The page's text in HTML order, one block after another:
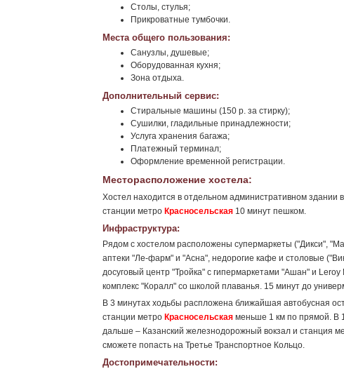
Столы, стулья;
Прикроватные тумбочки.
Места общего пользования:
Санузлы, душевые;
Оборудованная кухня;
Зона отдыха.
Дополнительный сервис:
Стиральные машины (150 р. за стирку);
Сушилки, гладильные принадлежности;
Услуга хранения багажа;
Платежный терминал;
Оформление временной регистрации.
Месторасположение хостела:
Хостел находится в отдельном административном здании
станции метро Красносельская 10 минут пешком.
Инфраструктура:
Рядом с хостелом расположены супермаркеты ("Дикси",
аптеки "Ле-фарм" и "Асна", недорогие кафе и столовые
досуговый центр "Тройка" с гипермаркетами "Ашан" и
комплекс "Коралл" со школой плаванья. 15 минут до
В 3 минутах ходьбы распложена ближайшая автобусная
станции метро Красносельская меньше 1 км по прямой. В
дальше – Казанский железнодорожный вокзал и станция
сможете попасть на Третье Транспортное Кольцо.
Достопримечательности: